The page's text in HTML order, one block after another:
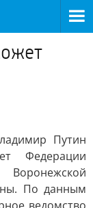
Путин
Федерации
По данным